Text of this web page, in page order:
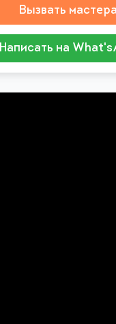
Вызвать мастера
Написать на